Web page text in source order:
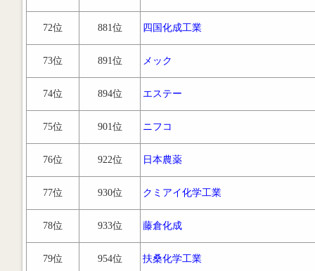
72位 881位 四国化成工業
73位 891位 メック
74位 894位 エステー
75位 901位 ニフコ
76位 922位 日本農薬
77位 930位 クミアイ化学工業
78位 933位 藤倉化成
79位 954位 扶桑化学工業